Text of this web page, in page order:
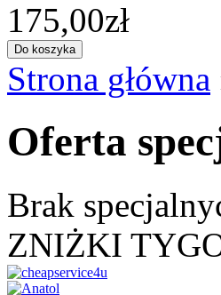
175,00zł
Strona główna
Oferta
Brak
ZNIŻKI